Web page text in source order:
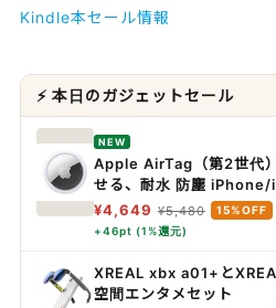
Kindle本セール情報
⚡ 本日のガジェットセール
NEW
Apple AirTag（第2世代
せる、耐水 防塵 iPhone/
ク対応、探せる範囲が最
な場所を見つける」機能搭
¥4,649 ¥5,480
15%OFF
+46pt (1%還元)
XREAL xbx a01+と
空間エンタメセット